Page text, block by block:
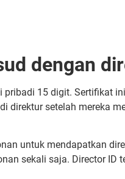
dengan
pribadi 15 digit. Sertifikat
direktur setelah mereka
untuk mendapatkan
sekali saja. Director ID